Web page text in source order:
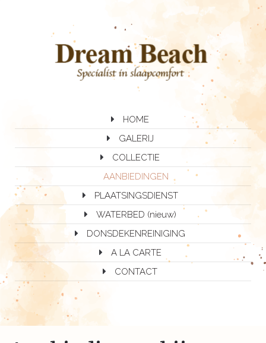
HOME
GALERIJ
COLLECTIE
AANBIEDINGEN
PLAATSINGSDIENST
WATERBED (nieuw)
DONSDEKENREINIGING
A LA CARTE
CONTACT